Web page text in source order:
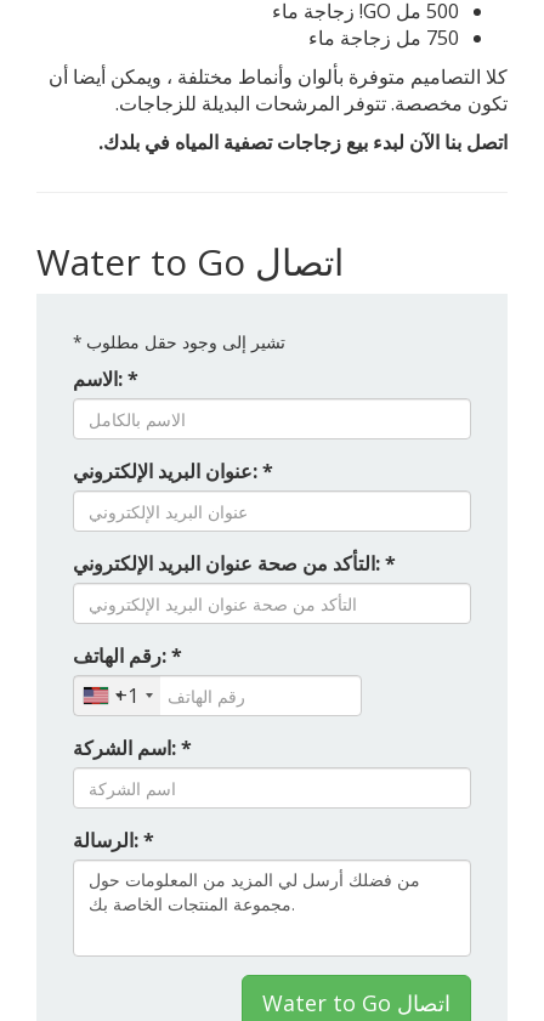
500 مل GO! زجاجة ماء
750 مل زجاجة ماء
كلا التصاميم متوفرة بألوان وأنماط مختلفة ، ويمكن أيضا أن
تكون مخصصة. تتوفر المرشحات البديلة للزجاجات.
اتصل بنا الآن لبدء بيع زجاجات تصفية المياه في بلدك.
Water to Go اتصال
* تشير إلى وجود حقل مطلوب
الاسم: *
عنوان البريد الإلكتروني: *
التأكد من صحة عنوان البريد الإلكتروني: *
رقم الهاتف: *
+1
اسم الشركة: *
الرسالة: *
Water to Go اتصال